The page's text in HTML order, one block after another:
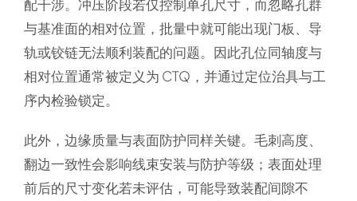
配干涉。冲压阶段若仅控制单孔尺寸，而忽略孔群
与基准面的相对位置，批量中就可能出现门板、导
轨或铰链无法顺利装配的问题。因此孔位同轴度与
相对位置通常被定义为 CTQ，并通过定位治具与工
序内检验锁定。
此外，边缘质量与表面防护同样关键。毛刺高度、
翻边一致性会影响线束安装与防护等级；表面处理
前后的尺寸变化若未评估，可能导致装配间隙不